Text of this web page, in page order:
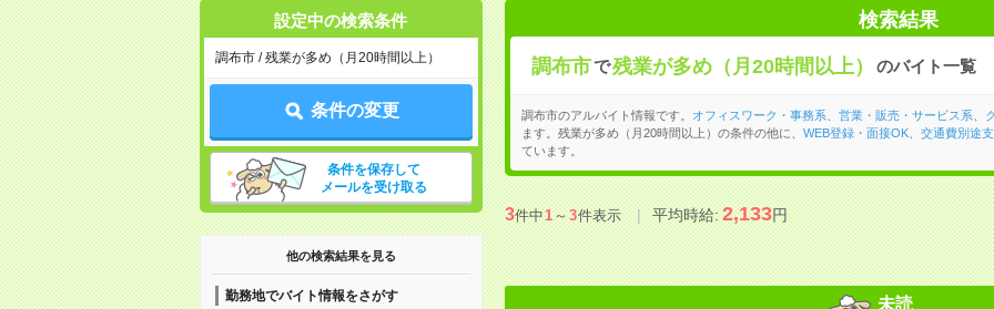
設定中の検索条件
調布市 / 残業が多め（月20時間以上）
条件の変更
条件を保存して
メールを受け取る
他の検索結果を見る
勤務地でバイト情報をさがす
検索結果
調布市で残業が多め（月20時間以上） のバイト一覧
調布市のアルバイト情報です。 オフィスワーク・事務系 営業・販売・サービス系
ます。残業が多め（月20時間以上）の条件の他に、 WEB登録・面接OK、 交通費別途
ています。
3件中1～3件表示 平均時給:2,133円
未読